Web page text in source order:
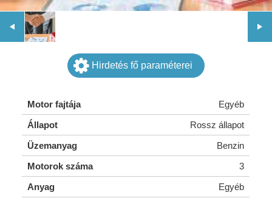
Hirdetés fő paraméterei
Motor fajtája
Egyéb
Állapot
Rossz állapot
Üzemanyag
Benzin
Motorok száma
3
Anyag
Egyéb